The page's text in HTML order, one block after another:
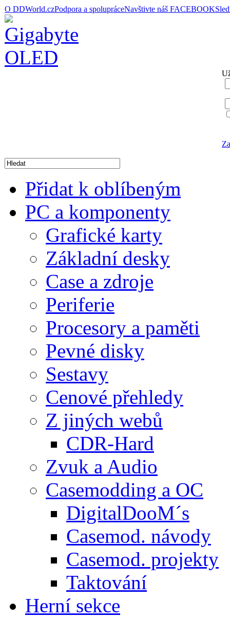
O DDWorld.czPodpora a spolupráceNavštivte náš FACEBOOK
Přidat k oblíbeným
PC a komponenty
Grafické karty
Základní desky
Case a zdroje
Periferie
Procesory a paměti
Pevné disky
Sestavy
Cenové přehledy
Z jiných webů
CDR-Hard
Zvuk a Audio
Casemodding a OC
DigitalDooM´s
Casemod. návody
Casemod. projekty
Taktování
Herní sekce